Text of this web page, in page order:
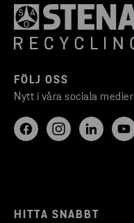
FÖLJ OSS
Nytt i våra sociala medier
HITTA SNABBT